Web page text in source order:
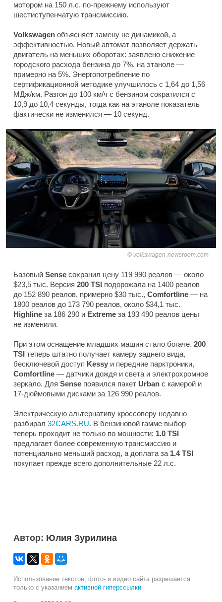
мотором на 150 л.с. по-прежнему используют
шестиступенчатую трансмиссию.
Volkswagen объясняет замену не динамикой, а
эффективностью. Новый автомат позволяет держать
двигатель на меньших оборотах: заявлено снижение
городского расхода бензина до 7%, на этаноле —
примерно на 5%. Энергопотребление по
сертификационной методике улучшилось с 1,64 до 1,56
МДж/км. Разгон до 100 км/ч с бензином сократился с
10,9 до 10,4 секунды, тогда как на этаноле показатель
фактически не изменился — 10 секунд.
volkswagen-newsroom.com
Базовый Sense сохранил цену 119 990 реалов — около
$23,5 тыс. Версия 200 TSI подорожала на 1400 реалов
до 152 890 реалов, примерно $30 тыс., Comfortline — на
1800 реалов до 173 790 реалов, около $34,1 тыс.
Highline за 186 290 и Extreme за 193 490 реалов цены
не изменили.
При этом оснащение младших машин стало богаче. 200
TSI теперь штатно получает камеру заднего вида,
бесключевой доступ Kessy и передние парктроники,
Comfortline — датчики дождя и света и электрохромное
зеркало. Для Sense появился пакет Urban с камерой и
17-дюймовыми дисками за 126 990 реалов.
Электрическую альтернативу кроссоверу недавно
разбирал 32CARS.RU. В бензиновой гамме выбор
теперь проходит не только по мощности: 1.0 TSI
предлагает более современную трансмиссию и
потенциально меньший расход, а доплата за 1.4 TSI
покупает прежде всего дополнительные 22 л.с.
Автор: Юлия Зурилина
Использование текстов, фото- и видео сайта разрешается
только с указанием активной гиперссылки